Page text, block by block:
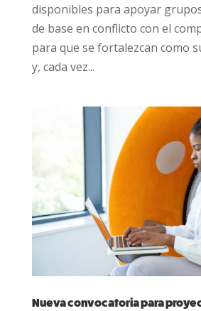
disponibles para apoyar
de base en conflicto con el
para que se fortalezcan como
y, cada vez...
Nueva convocatoria para